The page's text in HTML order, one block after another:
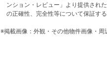
ンション・レビュー」より提供され
の正確性、完全性等について保証す
※掲載画像：外観・その他物件画像・周